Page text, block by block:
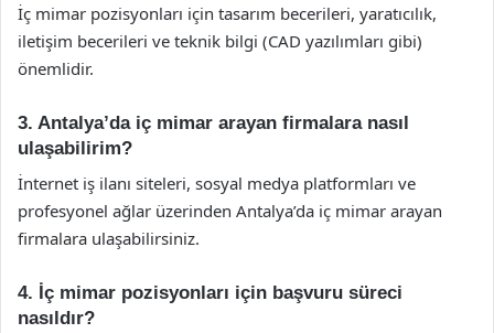
İç mimar pozisyonları için tasarım becerileri, yaratıcılık,
iletişim becerileri ve teknik bilgi (CAD yazılımları gibi)
önemlidir.
3. Antalya’da iç mimar arayan firmalara nasıl
ulaşabilirim?
İnternet iş ilanı siteleri, sosyal medya platformları ve
profesyonel ağlar üzerinden Antalya’da iç mimar arayan
firmalara ulaşabilirsiniz.
4. İç mimar pozisyonları için başvuru süreci
nasıldır?